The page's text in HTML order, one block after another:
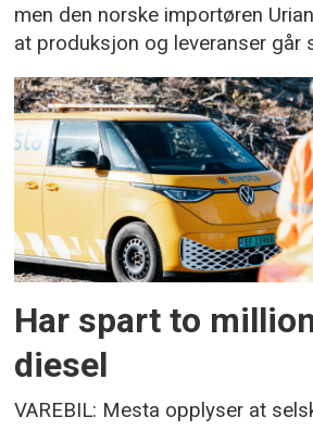
men den norske importøren
at produksjon og leveranser går
Har spart to
diesel
VAREBIL: Mesta opplyser at